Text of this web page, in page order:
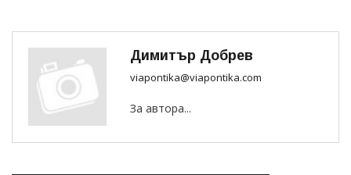
Димитър Добрев
viapontika@viapontika.com
За автора...